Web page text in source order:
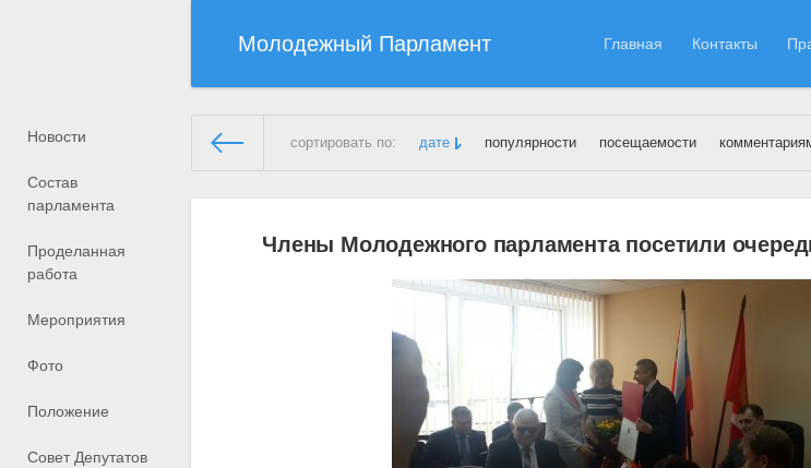
Молодежный Парламент Главная Контакты
Новости
Состав
парламента
Проделанная
работа
Мероприятия
Фото
Положение
Совет Депутатов
сортировать по: дате популярности посещаемости
Молодежный Парламент» Материалы за 25.05.2016
Члены Молодежного парламента посетили